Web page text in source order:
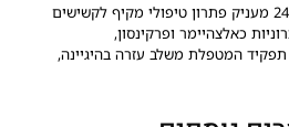
שירות מטפלת סיעודית 24/7 מעניק פתרון טיפולי מקיף לקשישים
כאלצהיימר ופרקינסון,
המטפלת משלב עזרה בהיגיינה,
ממוקד ותקופת ניסיון, במטרה